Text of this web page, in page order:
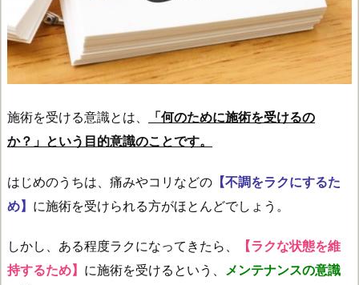
施術を受ける意識とは、
「何のために施術を受けるの
か？」という目的意識のことです。
はじめのうちは、痛みやコリなどの 【不調をラクにするた
め】 に施術を受けられる方がほとんどでしょう。
しかし、ある程度ラクになってきたら、
【ラクな状態を維
持するため】 に施術を受けるという、 メンテナンスの意識